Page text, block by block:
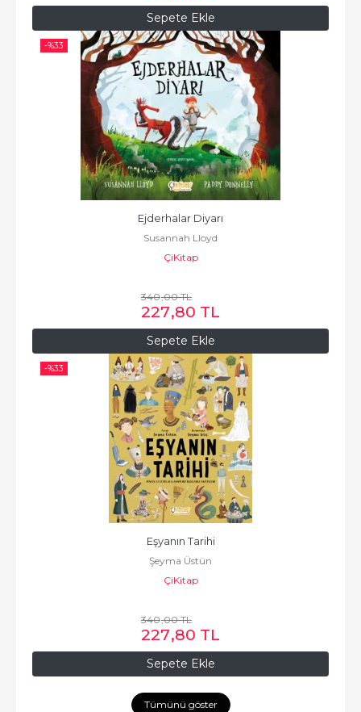
Sepete Ekle
-%33
Sepete Ekle
Ejderhalar Diyarı
Susannah Lloyd
ÇiKitap
340,00TL
227,80 TL
-%33
Sepete Ekle
Eşyanın Tarihi
Şeyma Üstün
ÇiKitap
340,00TL
227,80 TL
Tümünü göster